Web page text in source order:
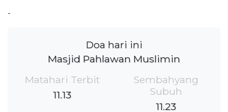
-
Doa hari ini
Masjid Pahlawan Muslimin
Matahari Terbit
11.13
Sembahyang
Subuh
11.23